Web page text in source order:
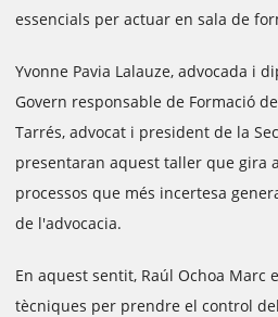
essencials per actuar en sala de
Yvonne Pavia Lalauze, advocada i
Govern responsable de Formació
Tarrés, advocat i president de la
presentaran aquest taller que gira
processos que més incertesa
de l'advocacia.
En aquest sentit, Raúl Ochoa Marc
tècniques per prendre el control